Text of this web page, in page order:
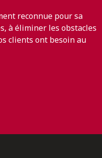
reconnue pour sa
à éliminer les obstacles
clients ont besoin au